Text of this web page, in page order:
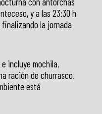
y a las 23:30 h
la jornada
incluye mochila,
ración de churrasco.
está